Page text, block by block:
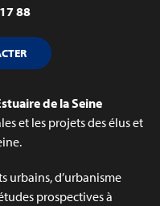
88
de la Seine
et les projets des élus et
urbains, d’urbanisme
prospectives à